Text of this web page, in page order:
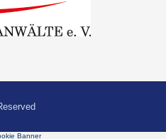
Banner